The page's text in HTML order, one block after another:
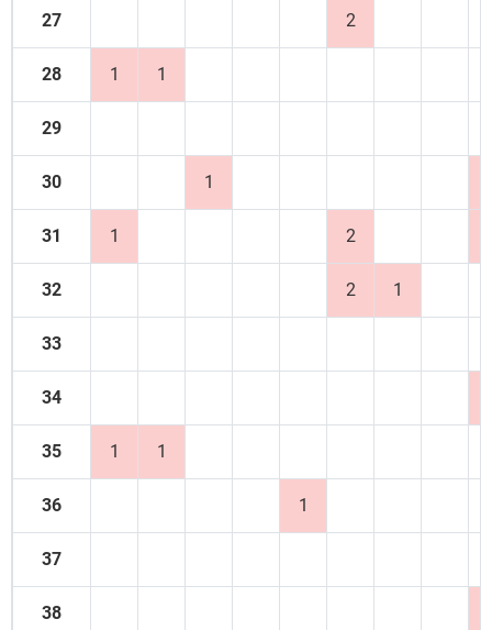
27 2
28 1 1
29
30 1
31 1 2
32 2 1
33
34
35 1 1
36 1
37
38